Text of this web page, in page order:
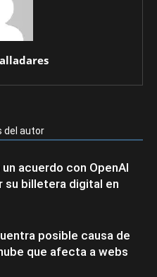
del autor
acuerdo con OpenAI
su billetera digital en
posible causa de
que afecta a webs